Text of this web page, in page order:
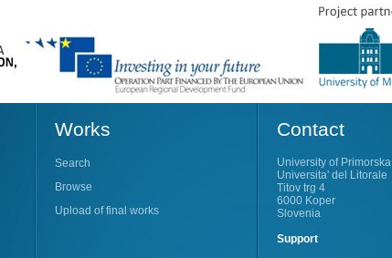
Works
Search
Browse
Upload of final works
Contact
University of Primorska
Universita' del Litorale
Titov trg 4
6000 Koper
Slovenia
Support